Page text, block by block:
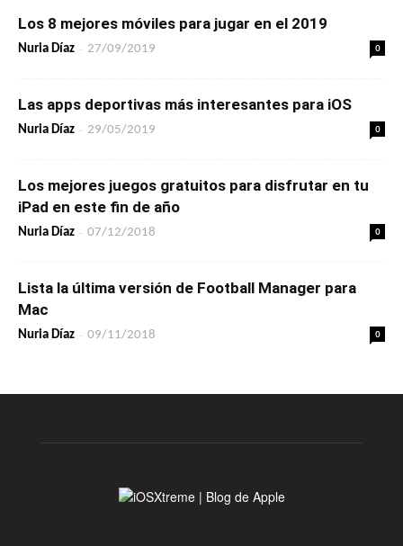
Los 8 mejores móviles para jugar en el 2019
Nuria Díaz - 27/09/2019 0
Las apps deportivas más interesantes para iOS
Nuria Díaz - 29/05/2019 0
Los mejores juegos gratuitos para disfrutar en tu
iPad en este fin de año
Nuria Díaz - 07/12/2018 0
Lista la última versión de Football Manager para
Mac
Nuria Díaz - 09/11/2018 0